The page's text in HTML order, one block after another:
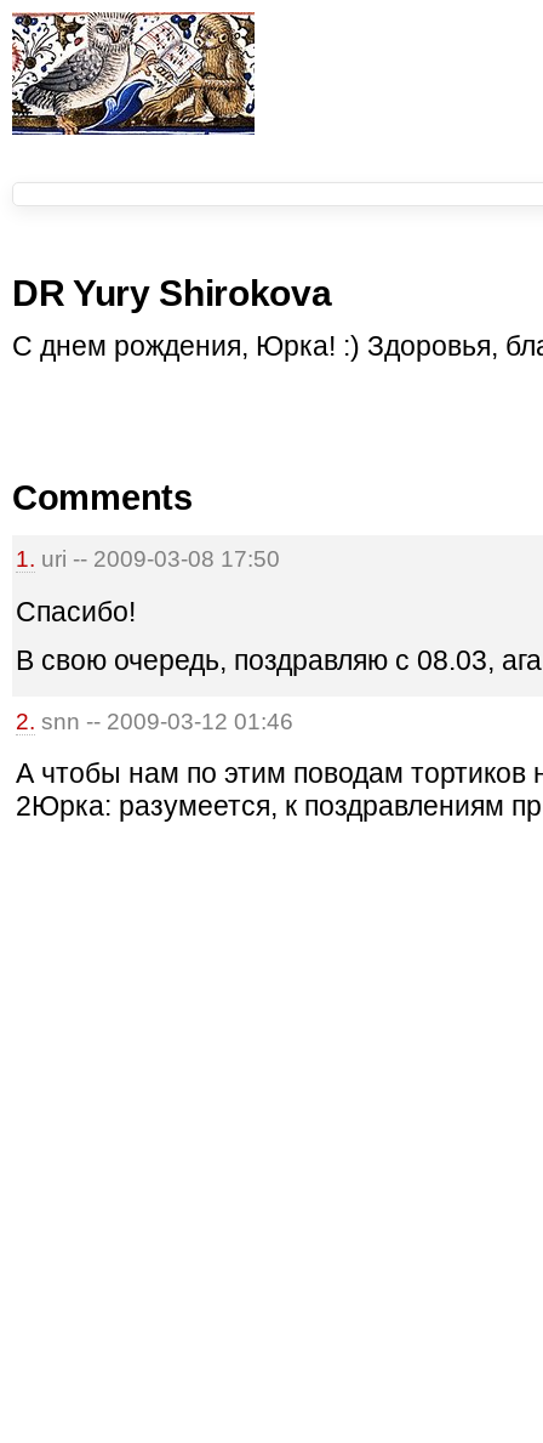
DR Yury Shirokova
С днем рождения, Юрка! :) Здоровья,
Comments
1. uri -- 2009-03-08 17:50
Спасибо!
В свою очередь, поздравляю с 08.03,
2. snn -- 2009-03-12 01:46
А чтобы нам по этим поводам тортиков
2Юрка: разумеется, к поздравлениям